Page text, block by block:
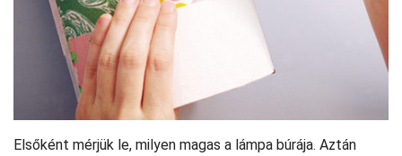
Elsőként mérjük le, milyen magas a lámpa búrája. Aztán